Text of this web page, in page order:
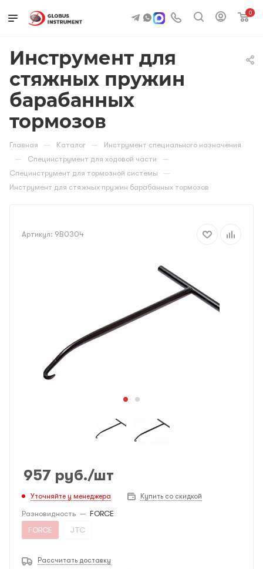
0
Инструмент для
стяжных пружин
барабанных
тормозов
Главная — Каталог — Инструмент специального назначения
— Специнструмент для ходовой части —
Специнструмент для тормозной системы —
Инструмент для стяжных пружин барабанных тормозов
Артикул: 9B0304
957 руб./шт
Уточняйте у менеджера Купить со скидкой
Разновидность — FORCE
FORCE
JTC
Рассчитать доставку